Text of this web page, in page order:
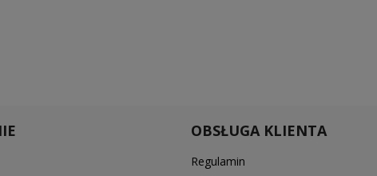
OBSŁUGA KLIENTA
Regulamin